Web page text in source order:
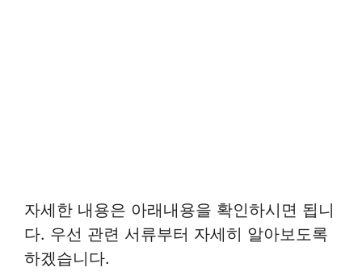
자세한 내용은 아래내용을 확인하시면 됩니
다. 우선 관련 서류부터 자세히 알아보도록
하겠습니다.